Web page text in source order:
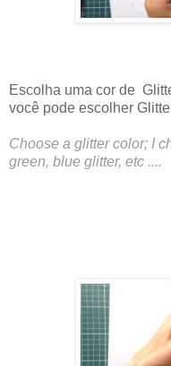
Escolha uma cor de
você pode escolher
Choose a glitter color; I
green, blue glitter, etc ....